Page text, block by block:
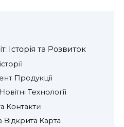
Історія та Розвиток
Продукції
Технології
Контакти
Відкрита Карта